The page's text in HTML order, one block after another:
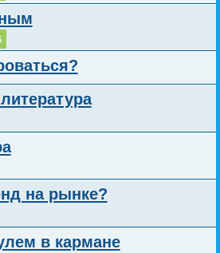
на рынке?
в кармане